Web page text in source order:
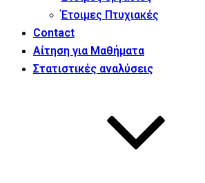
Έτοιμες Πτυχιακές
Contact
Αίτηση για Μαθήματα
Στατιστικές αναλύσεις